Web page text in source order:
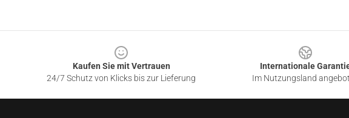
Kaufen Sie mit Vertrauen
24/7 Schutz von Klicks bis zur Lieferung
Internationale
Im Nutzungsland